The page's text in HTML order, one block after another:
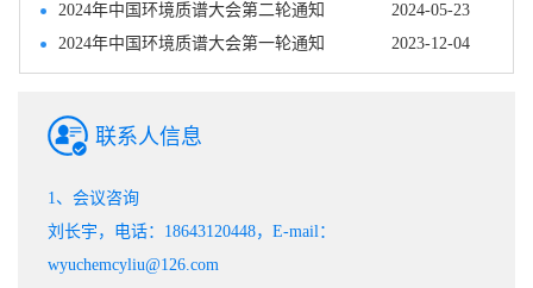
2024年中国环境质谱大会第二轮通知
2024-05-23
2024年中国环境质谱大会第一轮通知
2023-12-04
联系人信息
1、会议咨询
刘长宇，电话：18643120448，E-mail：
wyuchemcyliu@126.com